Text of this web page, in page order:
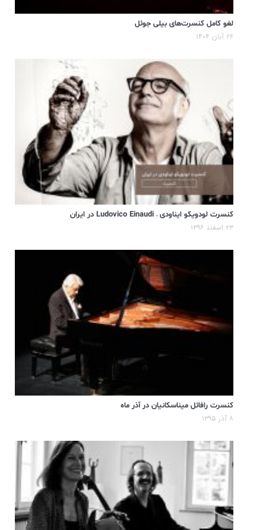
لغو کامل کنسرت‌های بیلی جوئل
۲۶ آبان ۱۴۰۴
کنسرت لودویکو ایناودی – Ludovico Einaudi در ایران
۲۳ اسفند ۱۳۹۶
کنسرت رافائل میناسکانیان در آذر ماه
۸ آذر ۱۳۹۵